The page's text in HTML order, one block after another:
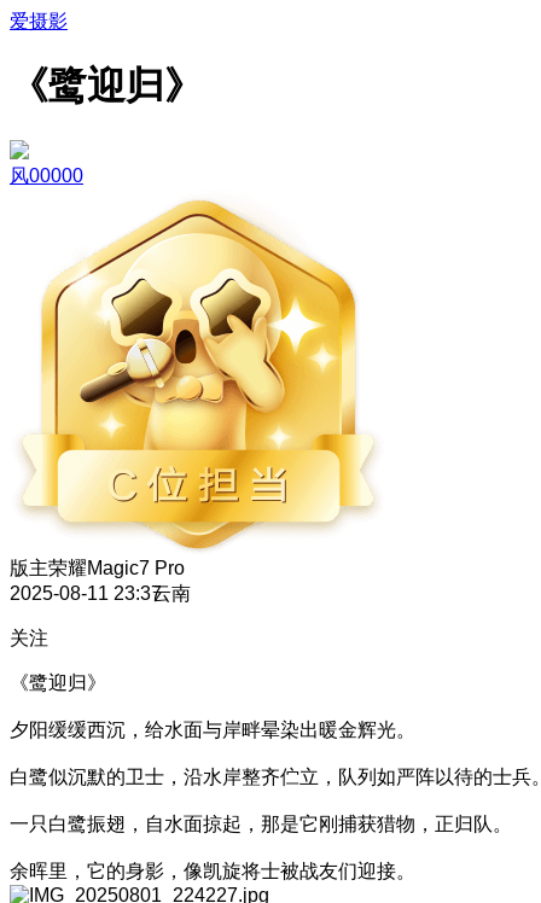
爱摄影
《鹭迎归》
风00000
版主荣耀Magic7 Pro
2025-08-11 23:37云南
关注
《鹭迎归》
夕阳缓缓西沉，给水面与岸畔晕染出暖金辉光。
白鹭似沉默的卫士，沿水岸整齐伫立，队列如严阵以待的士兵
一只白鹭振翅，自水面掠起，那是它刚捕获猎物，正归队。
余晖里，它的身影，像凯旋将士被战友们迎接。